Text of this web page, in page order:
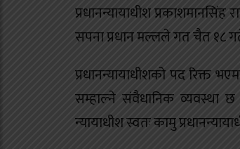
प्रधानन्यायाधीश
सपना प्रधान मल्लले गत चैत १८
प्रधानन्यायाधीशको पद रिक्त
सम्हाल्ने संवैधानिक व्यवस्था छ
न्यायाधीश स्वतः कामु